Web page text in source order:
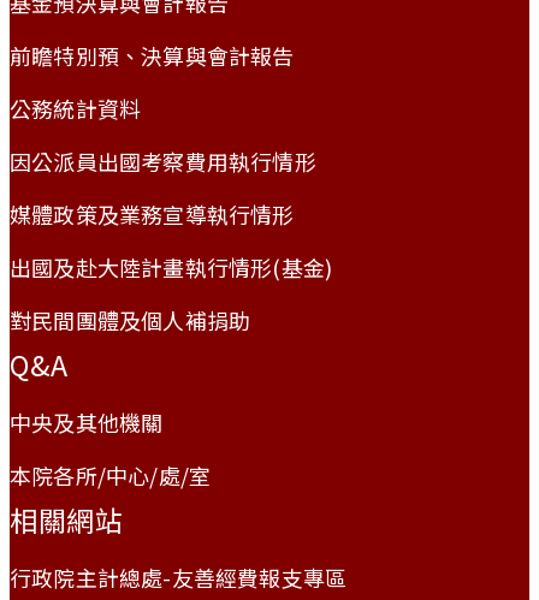
前瞻特別預、決算與會計報告
公務統計資料
因公派員出國考察費用執行情形
媒體政策及業務宣導執行情形
出國及赴大陸計畫執行情形(基金)
對民間團體及個人補捐助
Q&A
中央及其他機關
本院各所/中心/處/室
相關網站
行政院主計總處-友善經費報支專區